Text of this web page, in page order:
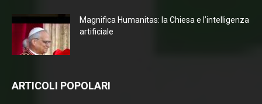
Magnifica Humanitas: la Chiesa e l’intelligenza
artificiale
ARTICOLI POPOLARI